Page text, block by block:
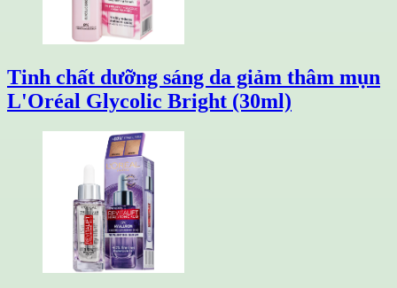
Tinh chất dưỡng sáng da giảm thâm mụn
L'Oréal Glycolic Bright (30ml)